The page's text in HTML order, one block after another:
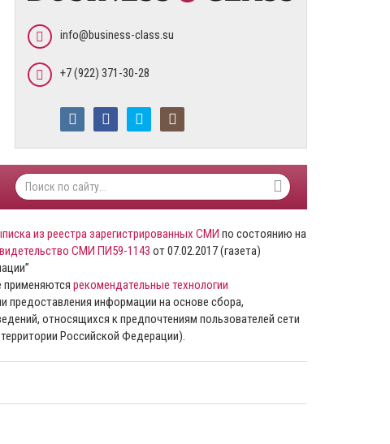
info@business-class.su
+7 (922) 371-30-28
из реестра зарегистрированных СМИ по состоянию на
СМИ ПИ59-1143 от 07.02.2017 (газета)
рекомендательные технологии
предоставления информации на основе сбора,
относящихся к предпочтениям пользователей сети
Российской Федерации).